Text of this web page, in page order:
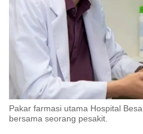
Pakar farmasi utama Hospital
bersama seorang pesakit.